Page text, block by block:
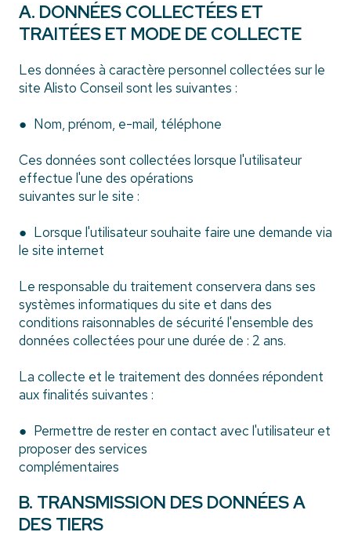
A. DONNÉES COLLECTÉES ET
TRAITÉES ET MODE DE COLLECTE
Les données à caractère personnel collectées sur le
site Alisto Conseil sont les suivantes :
● Nom, prénom, e-mail, téléphone
Ces données sont collectées lorsque l'utilisateur
effectue l'une des opérations
suivantes sur le site :
● Lorsque l'utilisateur souhaite faire une demande via
le site internet
Le responsable du traitement conservera dans ses
systèmes informatiques du site et dans des
conditions raisonnables de sécurité l'ensemble des
données collectées pour une durée de : 2 ans.
La collecte et le traitement des données répondent
aux finalités suivantes :
● Permettre de rester en contact avec l'utilisateur et
proposer des services
complémentaires
B. TRANSMISSION DES DONNÉES A
DES TIERS